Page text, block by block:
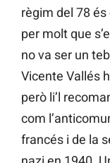
règim del 78
per molt que
no va ser un
Vicente Vallés
però li’l
com
francés i de la